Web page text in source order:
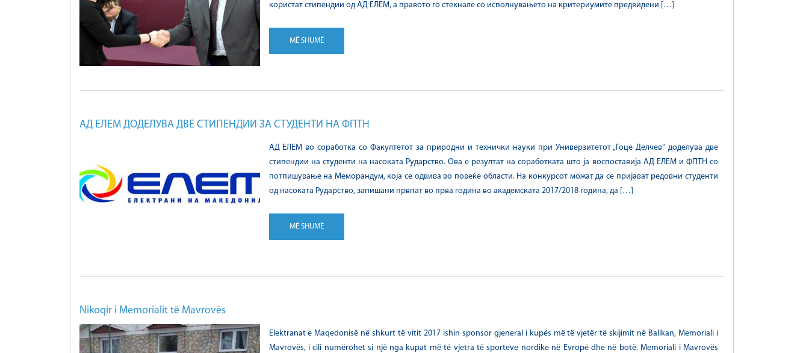
користат стипендии од АД ЕЛЕМ, а правото го стекнале со исполнувањето на критериумите предвидени […]
MË SHUMË
АД ЕЛЕМ ДОДЕЛУВА ДВЕ СТИПЕНДИИ ЗА СТУДЕНТИ НА ФПТН
АД ЕЛЕМ во соработка со Факултетот за природни и технички науки при Универзитетот „Гоце Делчев“ доделува две
стипендии на студенти на насоката Рударство. Ова е резултат на соработката што ја воспоставија АД ЕЛЕМ и ФПТН со
потпишување на Меморандум, која се одвива во повеќе области. На конкурсот можат да се пријават редовни студенти
од насоката Рударство, запишани првпат во прва година во академската 2017/2018 година, да […]
MË SHUMË
Nikoqir i Memorialit të Mavrovës
Elektranat e Maqedonisë në shkurt të vitit 2017 ishin sponsor gjeneral i kupës më të vjetër të skijimit në Ballkan, Memoriali i
Mavrovës, i cili numërohet si një nga kupat më të vjetra të sporteve nordike në Evropë dhe në botë. Memoriali i Mavrovës